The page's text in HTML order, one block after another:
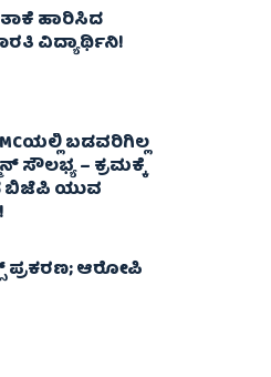
ಹಾರಿಸಿದ
ವಿದ್ಯಾರ್ಥಿನಿ!
ಬಡವರಿಗಿಲ್ಲ
ಸೌಲಭ್ಯ – ಕ್ರಮಕ್ಕೆ
ಬಿಜೆಪಿ ಯುವ
ಆರೋಪಿ